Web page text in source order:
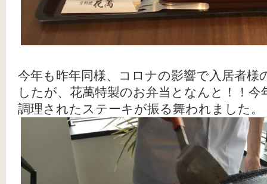
今年も昨年同様、コロナの影響で入居者様
したが、花萬特製のお弁当となんと！！
調理されたステーキが振る舞われました。